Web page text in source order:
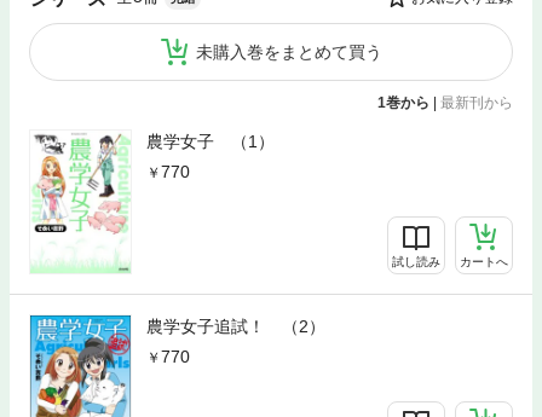
未購入巻をまとめて買う
1巻から | 最新刊から
農学女子 （1）
770
試し読み カートへ
農学女子追試！ （2）
770